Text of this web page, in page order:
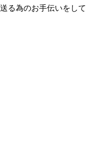
る為のお手伝いをして